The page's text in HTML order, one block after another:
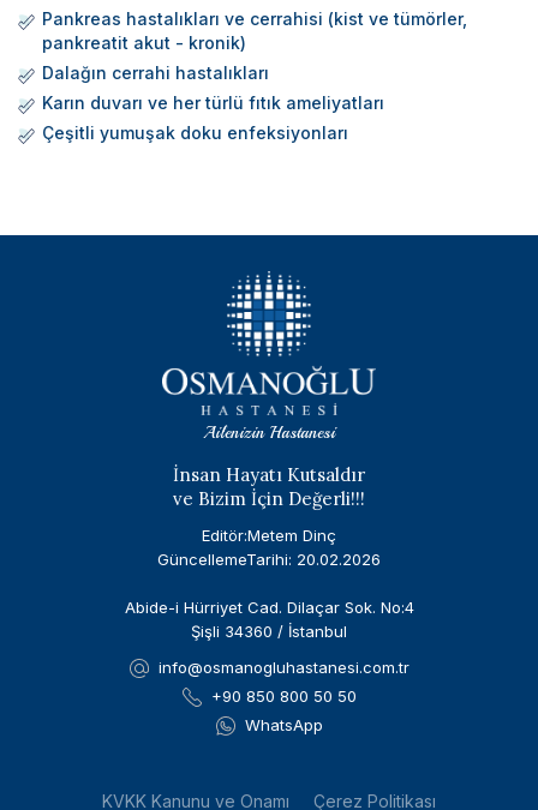
Pankreas hastalıkları ve cerrahisi (kist ve tümörler,
pankreatit akut - kronik)
Dalağın cerrahi hastalıkları
Karın duvarı ve her türlü fıtık ameliyatları
Çeşitli yumuşak doku enfeksiyonları
İnsan Hayatı Kutsaldır
ve Bizim İçin Değerli!!!
Editör:Metem Dinç
GüncellemeTarihi: 20.02.2026
Abide-i Hürriyet Cad. Dilaçar Sok. No:4
Şişli 34360 / İstanbul
info@osmanogluhastanesi.com.tr
+90 850 800 50 50
WhatsApp
KVKK Kanunu ve Onamı Çerez Politikası
Ailenizin Hastanesi